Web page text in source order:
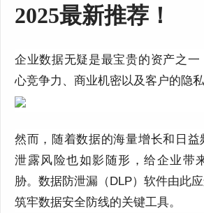
2025最新推荐！
企业数据无疑是最宝贵的资产之
心竞争力、商业机密以及客户的隐私
然而，随着数据的海量增长和日
泄露风险也如影随形，给企业带
胁。数据防泄漏（DLP）软件由此
筑牢数据安全防线的关键工具。